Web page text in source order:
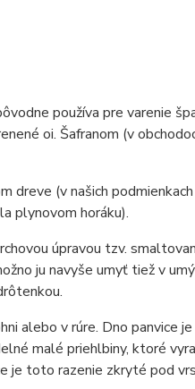
používa pre varenie
oi. Šafranom (v
dreve (v našich
plynovom horáku).
úpravou tzv.
ju navyše umyť tiež v
alebo v rúre. Dno panvice
malé priehlbiny, ktoré
je toto razenie zkryté pod